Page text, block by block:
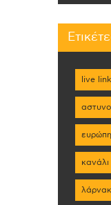
live link
ευρώπη
κανάλι